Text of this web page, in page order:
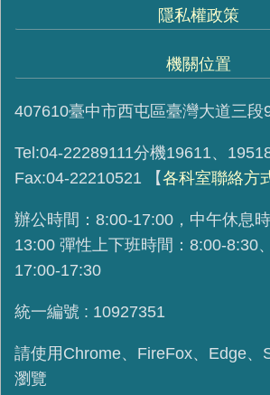
隱私權政策
機關位置
407610臺中市西屯區臺灣大道三段
Tel:04-22289111分機19611、
Fax:04-22210521
【各科室聯絡方
辦公時間：8:00-17:00，中午休息
13:00 彈性上下班時間：8:00-8:30
17:00-17:30
統一編號 : 10927351
請使用 Chrome、FireFox、Edge、
瀏覽